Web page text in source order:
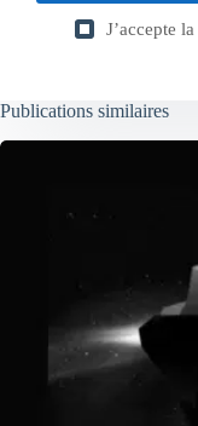
J’accepte la
Publications similaires